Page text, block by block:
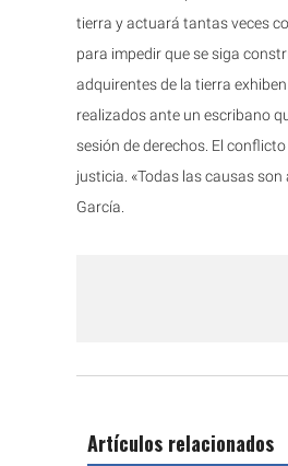
tierra y actuará tantas veces
para impedir que se siga
adquirentes de la tierra
realizados ante un escribano
sesión de derechos. El
justicia. «Todas las causas son
García.
Artículos relacionados